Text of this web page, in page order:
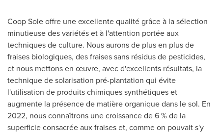
Coop Sole offre une excellente qualité grâce à la sélection
minutieuse des variétés et à l'attention portée aux
techniques de culture. Nous aurons de plus en plus de
fraises biologiques, des fraises sans résidus de pesticides,
et nous mettons en œuvre, avec d'excellents résultats, la
technique de solarisation pré-plantation qui évite
l'utilisation de produits chimiques synthétiques et
augmente la présence de matière organique dans le sol. En
2022, nous connaîtrons une croissance de 6 % de la
superficie consacrée aux fraises et, comme on pouvait s'y